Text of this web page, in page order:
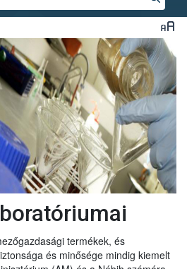
termékek, és
és minősége mindig kiemelt